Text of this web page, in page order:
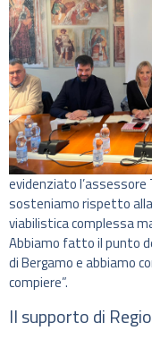
evidenziato l’assessore
sosteniamo rispetto
viabilistica complessa
Abbiamo fatto il punto
di Bergamo e abbiamo
compiere”.
Il supporto di